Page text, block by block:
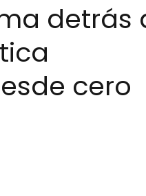
detrás
cero